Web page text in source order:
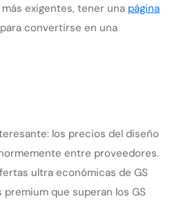
exigentes, tener una página
convertirse en una
los precios del diseño
entre proveedores.
ultra económicas de GS
que superan los GS